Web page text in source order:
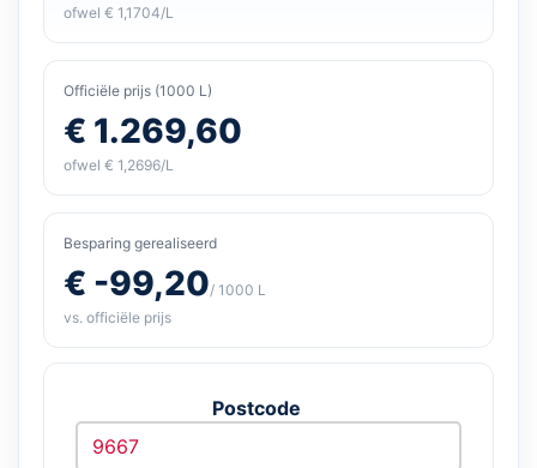
ofwel € 1,1704/L
Officiële prijs (1000 L)
€ 1.269,60
ofwel € 1,2696/L
Besparing gerealiseerd
€ -99,20/ 1000 L
vs. officiële prijs
Postcode